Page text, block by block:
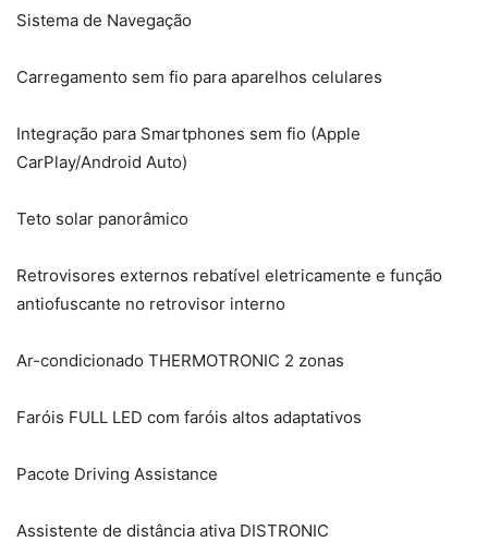
Sistema de Navegação
Carregamento sem fio para aparelhos celulares
Integração para Smartphones sem fio (Apple
CarPlay/Android Auto)
Teto solar panorâmico
Retrovisores externos rebatível eletricamente e função
antiofuscante no retrovisor interno
Ar-condicionado THERMOTRONIC 2 zonas
Faróis FULL LED com faróis altos adaptativos
Pacote Driving Assistance
Assistente de distância ativa DISTRONIC